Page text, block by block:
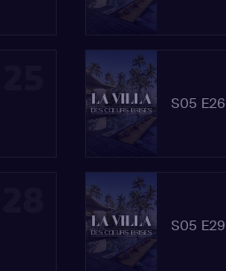
S05 E26
S05 E29